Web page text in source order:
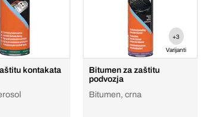
kontakata
+3
Varijanti
Bitumen za zaštitu
podvozja
Bitumen, crna